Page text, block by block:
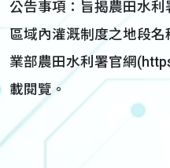
公告事項：旨揭農田水
區域內灌溉制度之地段
業部農田水利署官網
載閱覽。